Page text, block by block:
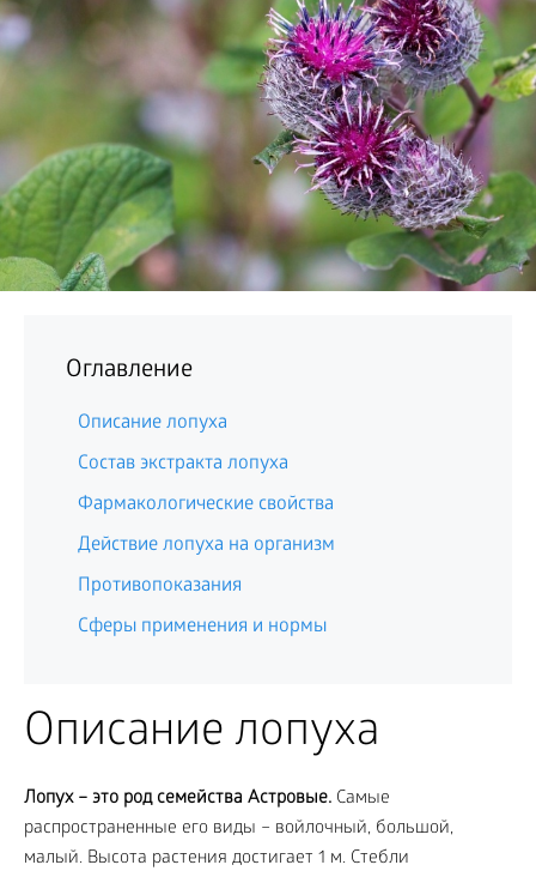
Оглавление
Описание лопуха
Состав экстракта лопуха
Фармакологические свойства
Действие лопуха на организм
Противопоказания
Сферы применения и нормы
Описание лопуха
Лопух – это род семейства Астровые. Самые
распространенные его виды – войлочный, большой,
малый. Высота растения достигает 1 м. Стебли
БИЗНЕС